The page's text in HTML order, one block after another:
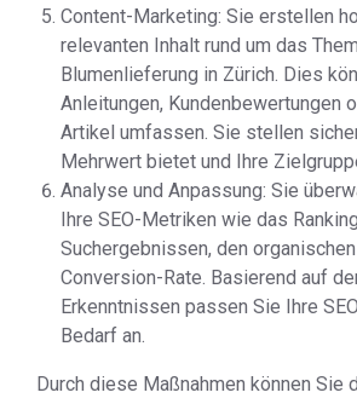
Content-Marketing: Sie erstellen
relevanten Inhalt rund um das
Blumenlieferung in Zürich. Dies
Anleitungen, Kundenbewertungen
Artikel umfassen. Sie stellen
Mehrwert bietet und Ihre
Analyse und Anpassung: Sie
Ihre SEO-Metriken wie das
Suchergebnissen, den
Conversion-Rate. Basierend auf
Erkenntnissen passen Sie Ihre
Bedarf an.
Durch diese Maßnahmen können Sie